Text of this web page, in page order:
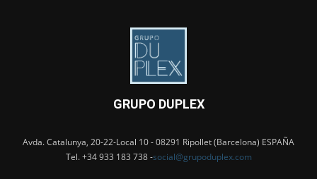
GRUPO DUPLEX
Avda. Catalunya, 20-22-Local 10 - 08291 Ripollet (Barcelona) ESPAÑA
Tel. +34 933 183 738 -social@grupoduplex.com